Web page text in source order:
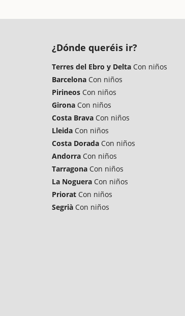
¿Dónde queréis ir?
Terres del Ebro y Delta Con niños
Barcelona Con niños
Pirineos Con niños
Girona Con niños
Costa Brava Con niños
Lleida Con niños
Costa Dorada Con niños
Andorra Con niños
Tarragona Con niños
La Noguera Con niños
Priorat Con niños
Segrià Con niños